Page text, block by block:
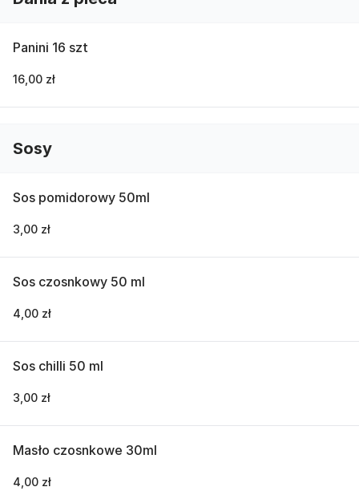
Panini 16 szt
16,00 zł
Sosy
Sos pomidorowy 50ml
3,00 zł
Sos czosnkowy 50 ml
4,00 zł
Sos chilli 50 ml
3,00 zł
Masło czosnkowe 30ml
4,00 zł